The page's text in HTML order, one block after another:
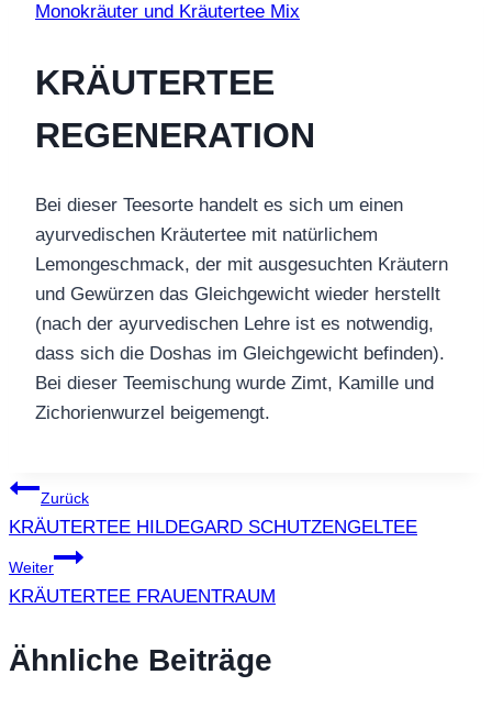
Monokräuter und Kräutertee Mix
KRÄUTERTEE
REGENERATION
Bei dieser Teesorte handelt es sich um einen
ayurvedischen Kräutertee mit natürlichem
Lemongeschmack, der mit ausgesuchten Kräutern
und Gewürzen das Gleichgewicht wieder herstellt
(nach der ayurvedischen Lehre ist es notwendig,
dass sich die Doshas im Gleichgewicht befinden).
Bei dieser Teemischung wurde Zimt, Kamille und
Zichorienwurzel beigemengt.
Beitragsnavigation
Zurück
KRÄUTERTEE HILDEGARD SCHUTZENGELTEE
Weiter
KRÄUTERTEE FRAUENTRAUM
Ähnliche Beiträge